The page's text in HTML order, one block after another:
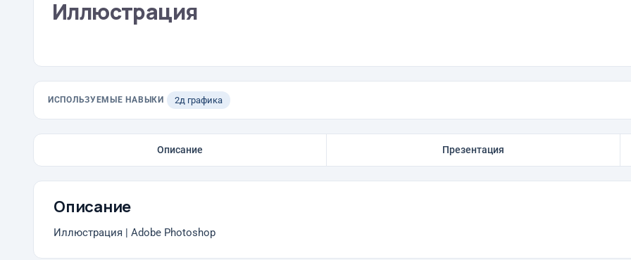
Иллюстрация
ИСПОЛЬЗУЕМЫЕ НАВЫКИ 2д графика
Описание Презентация
Описание
Иллюстрация | Adobe Photoshop